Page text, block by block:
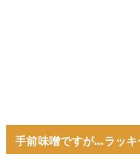
手前味噌ですが…ラッ